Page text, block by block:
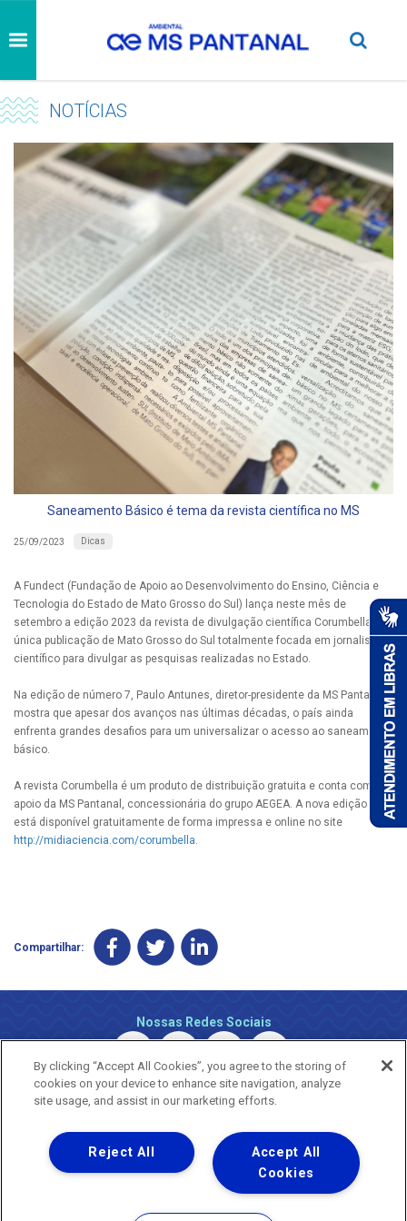
NOTÍCIAS
Saneamento Básico é tema da revista científica no MS
25/09/2023 Dicas
A Fundect (Fundação de Apoio ao Desenvolvimento do Ensino, Ciência e
Tecnologia do Estado de Mato Grosso do Sul) lança neste mês de
setembro a edição 2023 da revista de divulgação científica Corumbella,
única publicação de Mato Grosso do Sul totalmente focada em jornalismo
científico para divulgar as pesquisas realizadas no Estado.
Na edição de número 7, Paulo Antunes, diretor-presidente da MS Pantanal,
mostra que apesar dos avanços nas últimas décadas, o país ainda
enfrenta grandes desafios para um universalizar o acesso ao saneamento
básico.
A revista Corumbella é um produto de distribuição gratuita e conta com o
apoio da MS Pantanal, concessionária do grupo AEGEA. A nova edição já
está disponível gratuitamente de forma impressa e online no site
http://midiaciencia.com/corumbella.
Compartilhar:
Nossas Redes Sociais
Uma empresa
Copyright ® 2026 - Todos os Direitos Reservados.
Nossa natureza movimenta a vida
By clicking “Accept All Cookies”, you agree to the storing of
cookies on your device to enhance site navigation, analyze
site usage, and assist in our marketing efforts.
Accept All
Cookies
Reject All